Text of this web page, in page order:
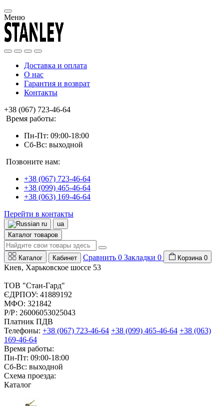
Меню
Доставка и оплата
О нас
Гарантия и возврат
Контакты
+38 (067) 723-46-64
Время работы:
Пн-Пт: 09:00-18:00
Сб-Вс: выходной
Позвоните нам:
+38 (067) 723-46-64
+38 (099) 465-46-64
+38 (063) 169-46-64
Перейти в контакты
ru
ua
Каталог товаров
Каталог Кабинет Сравнить 0 Закладки 0 Корзина 0
Киев, Харьковское шоссе 53
ТОВ "Стан-Гард"
ЄДРПОУ: 41889192
МФО: 321842
Р/Р: 26006053025043
Платник ПДВ
Телефоны: +38 (067) 723-46-64 +38 (099) 465-46-64 +38 (063)
169-46-64
Время работы:
Пн-Пт: 09:00-18:00
Сб-Вс: выходной
Схема проезда:
Каталог